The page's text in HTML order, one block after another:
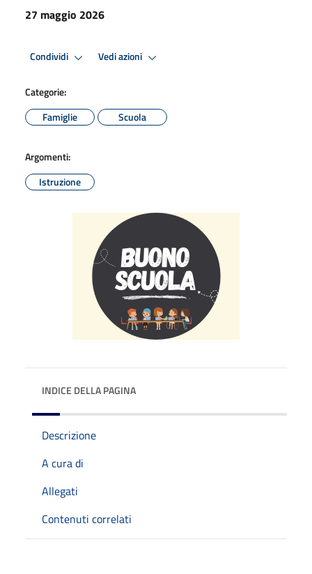
27 maggio 2026
Condividi Vedi azioni
Categorie:
Famiglie
Scuola
Argomenti:
Istruzione
INDICE DELLA PAGINA
Descrizione
A cura di
Allegati
Contenuti correlati